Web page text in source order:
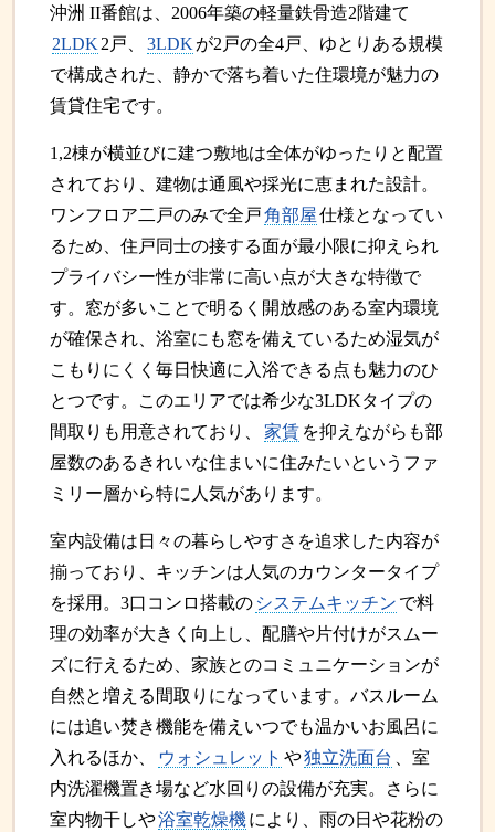
沖洲 II番館は、2006年築の軽量鉄骨造2階建て
2LDK 2戸、 3LDK が2戸の全4戸、ゆとりある規模
で構成された、静かで落ち着いた住環境が魅力の
賃貸住宅です。
1,2棟が横並びに建つ敷地は全体がゆったりと配置
されており、建物は通風や採光に恵まれた設計。
ワンフロア二戸のみで全戸角部屋仕様となってい
るため、住戸同士の接する面が最小限に抑えられ
プライバシー性が非常に高い点が大きな特徴で
す。窓が多いことで明るく開放感のある室内環境
が確保され、浴室にも窓を備えているため湿気が
こもりにくく毎日快適に入浴できる点も魅力のひ
とつです。このエリアでは希少な3LDKタイプの
間取りも用意されており、
家賃 を抑えながらも部
屋数のあるきれいな住まいに住みたいというファ
ミリー層から特に人気があります。
室内設備は日々の暮らしやすさを追求した内容が
揃っており、キッチンは人気のカウンタータイプ
を採用。3口コンロ搭載の システムキッチン で料
理の効率が大きく向上し、配膳や片付けがスムー
ズに行えるため、家族とのコミュニケーションが
自然と増える間取りになっています。バスルーム
には追い焚き機能を備えいつでも温かいお風呂に
入れるほか、
ウォシュレット や独立洗面台
、室
内洗濯機置き場など水回りの設備が充実。さらに
室内物干しや浴室乾燥機により、雨の日や花粉の